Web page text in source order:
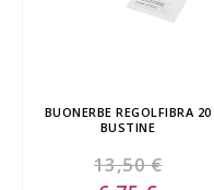
BUONERBE REGOLFIBRA 20
BUSTINE
13,50 €